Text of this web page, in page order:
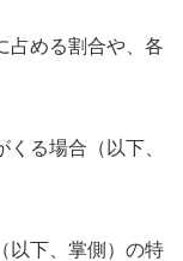
占める割合や、各
る場合（以下、
以下、掌側）の特